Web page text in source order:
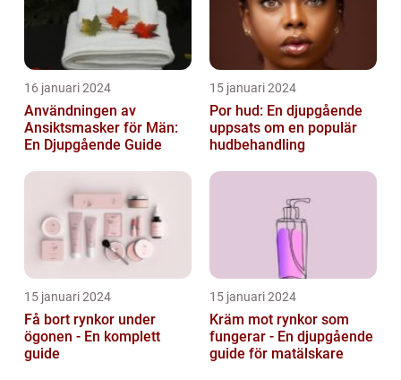
16 januari 2024
Användningen av
Ansiktsmasker för Män:
En Djupgående Guide
15 januari 2024
Por hud: En djupgående
uppsats om en populär
hudbehandling
15 januari 2024
Få bort rynkor under
ögonen - En komplett
guide
15 januari 2024
Kräm mot rynkor som
fungerar - En djupgående
guide för matälskare